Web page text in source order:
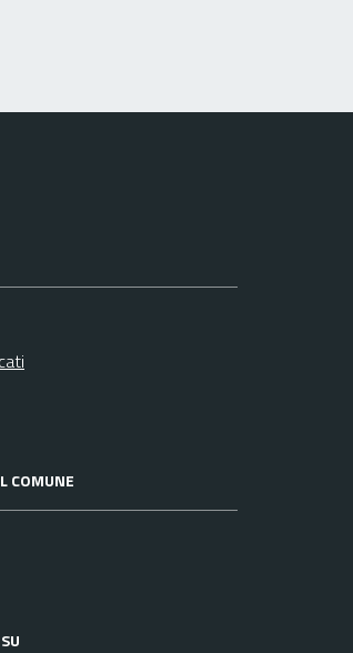
COMUNE